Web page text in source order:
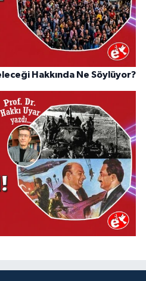
Hakkında Ne Söylüyor?